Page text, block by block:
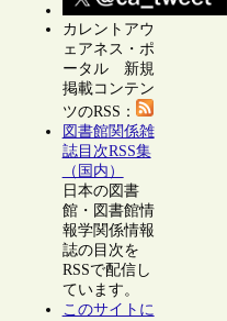
カレントアウ
ェアネス・ポ
ータル 新規
掲載コンテン
ツのRSS：
図書館関係雑
誌目次RSS集
（国内）
日本の図書
館・図書館情
報学関係情報
誌の目次を
RSSで配信し
ています。
このサイトに